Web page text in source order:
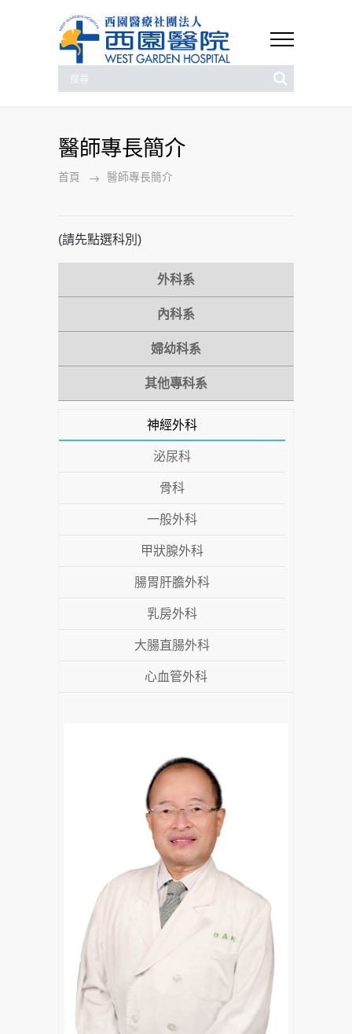
醫師專長簡介
首頁 醫師專長簡介
(請先點選科別)
外科系
內科系
婦幼科系
其他專科系
神經外科
泌尿科
骨科
一般外科
甲狀腺外科
腸胃肝膽外科
乳房外科
大腸直腸外科
心血管外科